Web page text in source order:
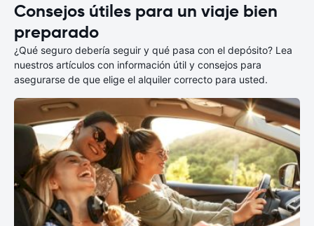
Consejos útiles para un viaje bien
preparado
¿Qué seguro debería seguir y qué pasa con el depósito? Lea
nuestros artículos con información útil y consejos para
asegurarse de que elige el alquiler correcto para usted.